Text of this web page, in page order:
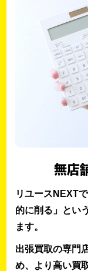
無店
リユースNEXT
的に削る」とい
ます。
出張買取の専門
め、より高い買